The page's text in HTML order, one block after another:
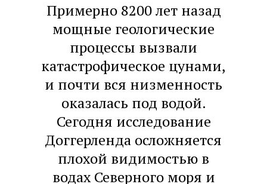
Примерно 8200 лет назад
мощные геологические
процессы вызвали
катастрофическое цунами,
и почти вся низменность
оказалась под водой.
Сегодня исследование
Доггерленда осложняется
плохой видимостью в
водах Северного моря и